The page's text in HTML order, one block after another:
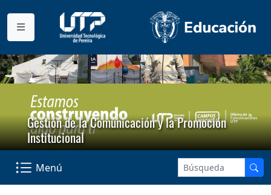
Gestión de la Comunicación y la Promoción
Institucional
Menú